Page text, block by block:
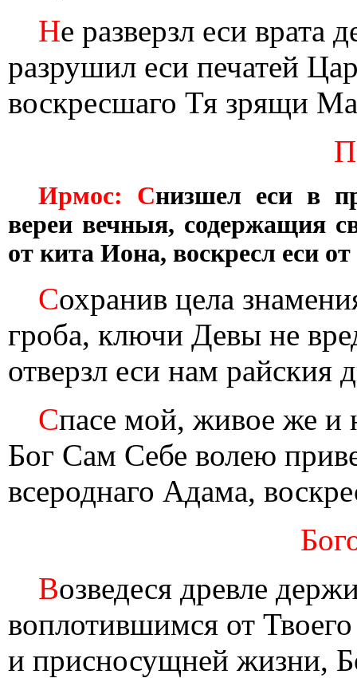
Не разверзл еси врата
разрушил еси печатей
воскресшаго Тя зрящи
Ирмос: Снизшел еси в
вереи вечныя, содержащия
от кита Иона, воскресл еси от
Сохранив цела
гроба, ключи Девы не
отверзл еси нам райския
Спасе мой, живое же и
Бог Сам Себе волею
всероднаго Адама,
Возведеся древле
воплотившимся от
и присносущней жизни,